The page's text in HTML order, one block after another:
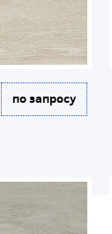
по запросу